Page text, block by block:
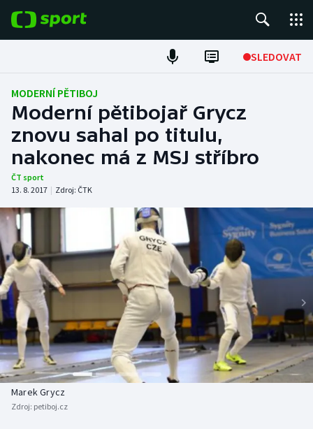
SLEDOVAT
Fotbal
Hokej
Tenis
Atletika
DALŠÍ SPORTY
Americký fotbal
Baseball a softbal
Basketbal
Biatlon
NEPŘEHLÉDNĚTE
Soutěže
Historické návraty
Aplikace ČT sport
MODERNÍ PĚTIBOJ
Moderní pětibojař Grycz
znovu sahal po titulu,
nakonec má z MSJ stříbro
ČT sport
13. 8. 2017 | Zdroj: ČTK
Marek Grycz
Zdroj: petiboj.cz